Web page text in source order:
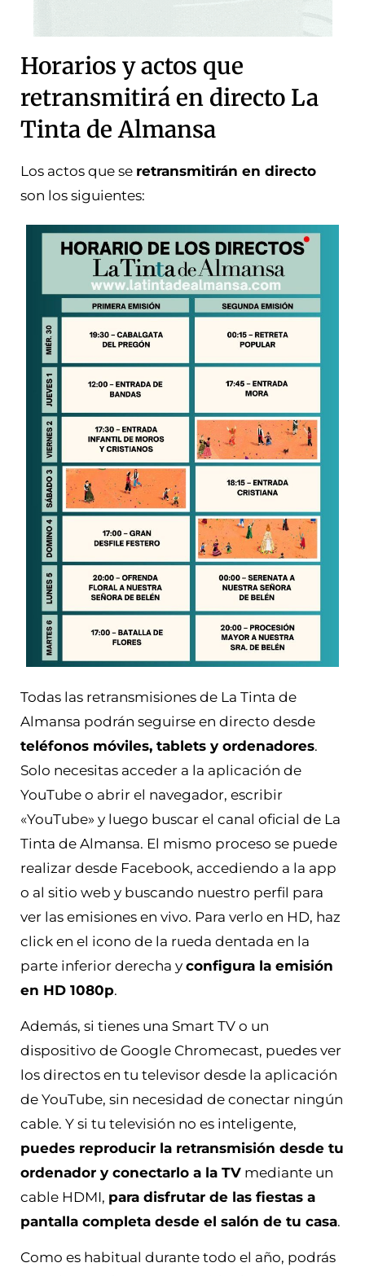
Horarios y actos que
retransmitirá en directo La
Tinta de Almansa
Los actos que se retransmitirán en directo
son los siguientes:
Todas las retransmisiones de La Tinta de
Almansa podrán seguirse en directo desde
teléfonos móviles, tablets y ordenadores.
Solo necesitas acceder a la aplicación de
YouTube o abrir el navegador, escribir
«YouTube» y luego buscar el canal oficial de La
Tinta de Almansa. El mismo proceso se puede
realizar desde Facebook, accediendo a la app
o al sitio web y buscando nuestro perfil para
ver las emisiones en vivo. Para verlo en HD, haz
click en el icono de la rueda dentada en la
parte inferior derecha y configura la emisión
en HD 1080p.
Además, si tienes una Smart TV o un
dispositivo de Google Chromecast, puedes ver
los directos en tu televisor desde la aplicación
de YouTube, sin necesidad de conectar ningún
cable. Y si tu televisión no es inteligente,
puedes reproducir la retransmisión desde tu
ordenador y conectarlo a la TV mediante un
cable HDMI, para disfrutar de las fiestas a
pantalla completa desde el salón de tu casa.
Como es habitual durante todo el año, podrás